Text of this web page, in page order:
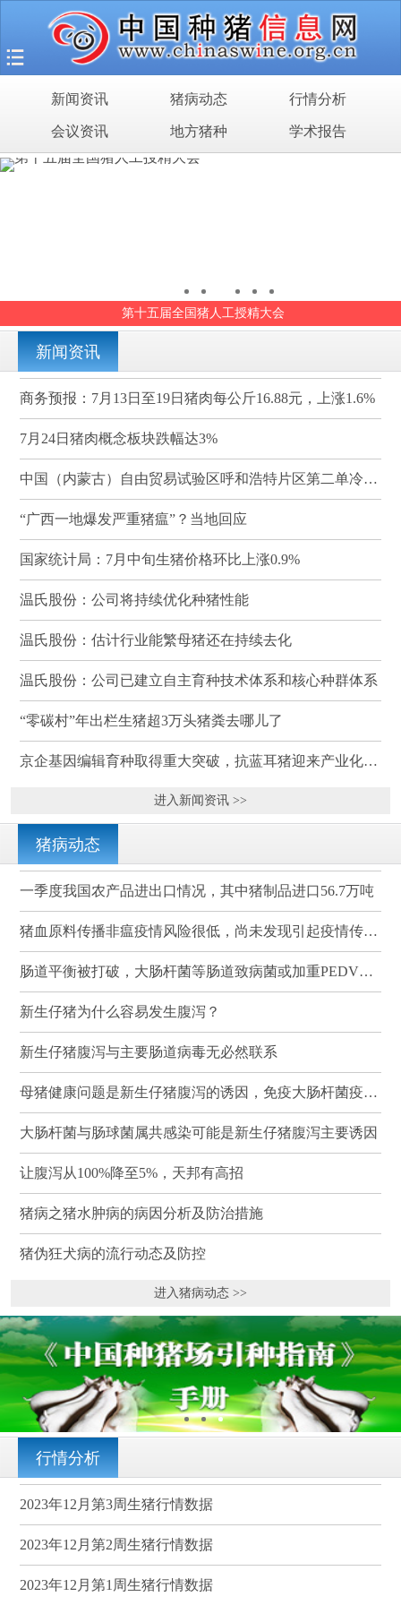
新闻资讯 猪病动态 行情分析
会议资讯 地方猪种 学术报告
第十五届全国猪人工授精大会
新闻资讯
商务预报：7月13日至19日猪肉每公斤16.88元，上涨1.6%
7月24日猪肉概念板块跌幅达3%
中国（内蒙古）自由贸易试验区呼和浩特片区第二单冷冻猪肉发往蒙古国
“广西一地爆发严重猪瘟”？当地回应
国家统计局：7月中旬生猪价格环比上涨0.9%
温氏股份：公司将持续优化种猪性能
温氏股份：估计行业能繁母猪还在持续去化
温氏股份：公司已建立自主育种技术体系和核心种群体系
“零碳村”年出栏生猪超3万头猪粪去哪儿了
京企基因编辑育种取得重大突破，抗蓝耳猪迎来产业化临界点
进入新闻资讯 >>
猪病动态
一季度我国农产品进出口情况，其中猪制品进口56.7万吨
猪血原料传播非瘟疫情风险很低，尚未发现引起疫情传播的案例
肠道平衡被打破，大肠杆菌等肠道致病菌或加重PEDV感染
新生仔猪为什么容易发生腹泻？
新生仔猪腹泻与主要肠道病毒无必然联系
母猪健康问题是新生仔猪腹泻的诱因，免疫大肠杆菌疫苗可有效降低其发病率和死亡率
大肠杆菌与肠球菌属共感染可能是新生仔猪腹泻主要诱因
让腹泻从100%降至5%，天邦有高招
猪病之猪水肿病的病因分析及防治措施
猪伪狂犬病的流行动态及防控
进入猪病动态 >>
行情分析
2023年12月第3周生猪行情数据
2023年12月第2周生猪行情数据
2023年12月第1周生猪行情数据
首页
猪场之旅
新闻资讯
猪病动态